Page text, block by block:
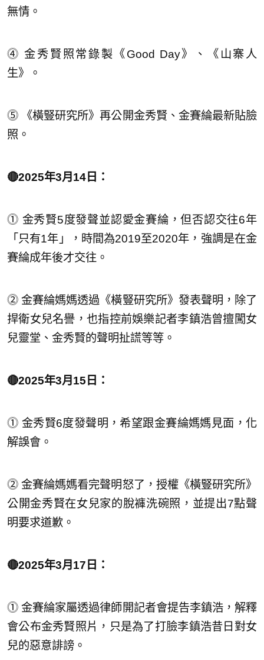
無情。
⓸ 金秀賢照常錄製《Good Day》、《山寨人
生》。
⓹ 《橫豎研究所》再公開金秀賢、金賽綸最新貼臉
照。
🔴2025年3月14日：
⓵ 金秀賢5度發聲並認愛金賽綸，但否認交往6年
「只有1年」，時間為2019至2020年，強調是在金
賽綸成年後才交往。
⓶ 金賽綸媽媽透過《橫豎研究所》發表聲明，除了
捍衛女兒名譽，也指控前娛樂記者李鎮浩曾擅闖女
兒靈堂、金秀賢的聲明扯謊等等。
🔴2025年3月15日：
⓵ 金秀賢6度發聲明，希望跟金賽綸媽媽見面，化
解誤會。
⓶ 金賽綸媽媽看完聲明怒了，授權《橫豎研究所》
公開金秀賢在女兒家的脫褲洗碗照，並提出7點聲
明要求道歉。
🔴2025年3月17日：
⓵ 金賽綸家屬透過律師開記者會提告李鎮浩，解釋
會公布金秀賢照片，只是為了打臉李鎮浩昔日對女
兒的惡意誹謗。